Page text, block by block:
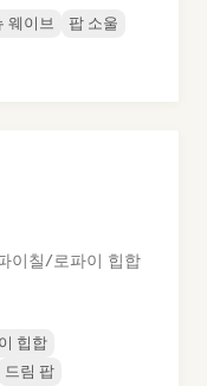
웨이브
팝 소울
이칠/로파이 힙합
힙합
드림 팝